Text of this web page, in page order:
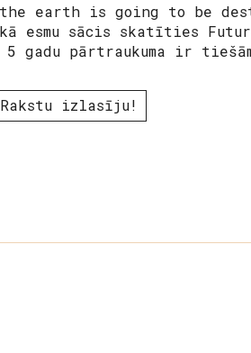
earth is going to be
esmu sācis skatīties
5 gadu pārtraukuma ir
izlasīju!